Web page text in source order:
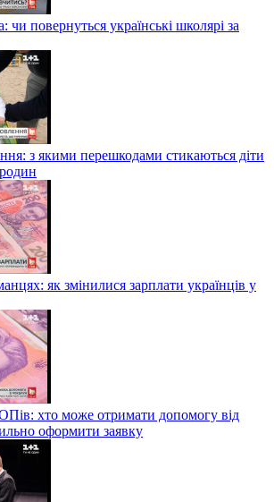
чи повернуться українські школярі за
з якими перешкодами стикаються діти
як змінилися зарплати українців у
хто може отримати допомогу від
оформити заявку